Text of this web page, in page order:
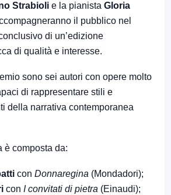
Strabioli e la pianista Gloria
il pubblico nel
di un’edizione
di qualità e interesse.
sono sei autori con opere molto
di rappresentare stili e
della narrativa contemporanea
è composta da:
con Donnaregina (Mondadori);
con I convitati di pietra (Einaudi);